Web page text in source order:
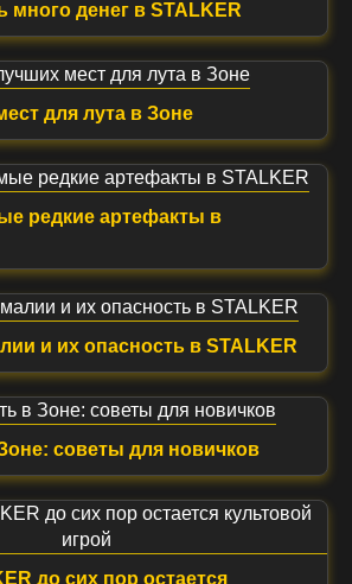
много денег в STALKER
для лута в Зоне
редкие артефакты в
и их опасность в STALKER
советы для новичков
до сих пор остается